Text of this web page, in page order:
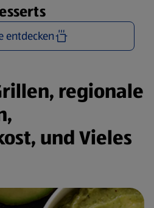
entdecken
regionale
und Vieles